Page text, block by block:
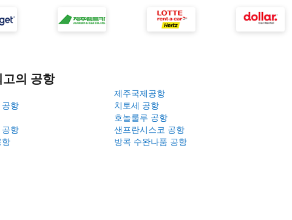
의 공항
제주국제공항
공항
치토세 공항
호놀룰루 공항
공항
샌프란시스코 공항
항
방콕 수완나품 공항